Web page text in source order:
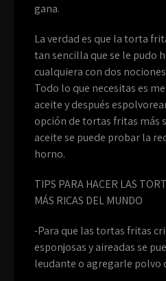
gana.
La verdad es que la torta
tan sencilla que se le pudo
cualquiera con dos
Todo lo que necesitas es
aceite y después
opción de tortas fritas más
aceite se puede probar la
horno.
TIPS PARA HACER LAS
MÁS RICAS DEL MUNDO
-Para que las tortas fritas
esponjosas y aireadas se
leudante o agregarle polvo